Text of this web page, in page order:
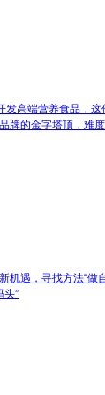
发高端营养食品，这
牌的金字塔顶，难
机遇，寻找方法“做
头”